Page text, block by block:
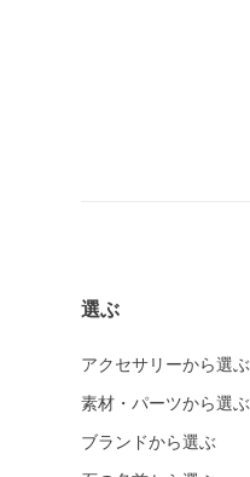
選ぶ
アクセサリーから選ぶ
素材・パーツから選ぶ
ブランドから選ぶ